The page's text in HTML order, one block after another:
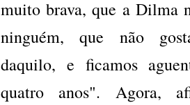
muito brava, que a Dilma
ninguém, que não
daquilo, e ficamos
quatro anos". Agora,